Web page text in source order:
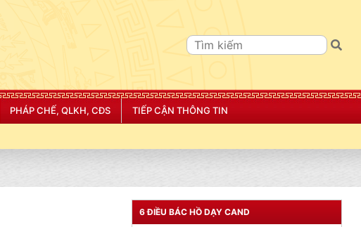
PHÁP CHẾ, QLKH, CĐS TIẾP CẬN THÔNG TIN
6 ĐIỀU BÁC HỒ DẠY CAND
TƯ CÁCH
NGƯỜI CÔNG AN CÁCH MỆNH LÀ:
CẦN, KIỆM, LIÊM, CHÍNH
Đối với chính phủ, phải